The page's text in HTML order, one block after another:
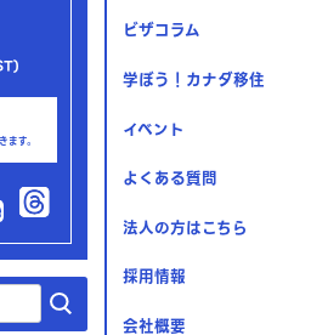
ます。
ビザコラム
学ぼう！カナダ移住
イベント
よくある質問
法人の方はこちら
採用情報
会社概要